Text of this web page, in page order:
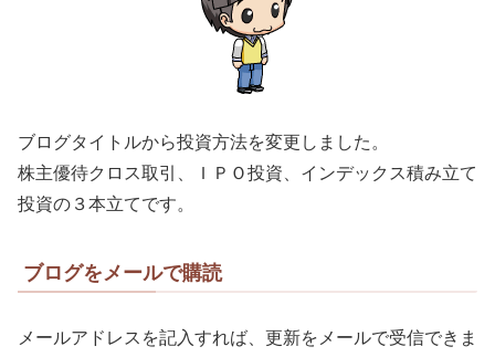
ブログタイトルから投資方法を変更しました。
株主優待クロス取引、ＩＰＯ投資、インデックス積み立て
投資の３本立てです。
ブログをメールで購読
メールアドレスを記入すれば、更新をメールで受信できま